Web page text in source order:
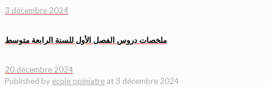
3 décembre 2024
ملخصات دروس الفصل الأول للسنة الرابعة متوسط
20 décembre 2024
Published by ecole opiniatre at 3 décembre 2024